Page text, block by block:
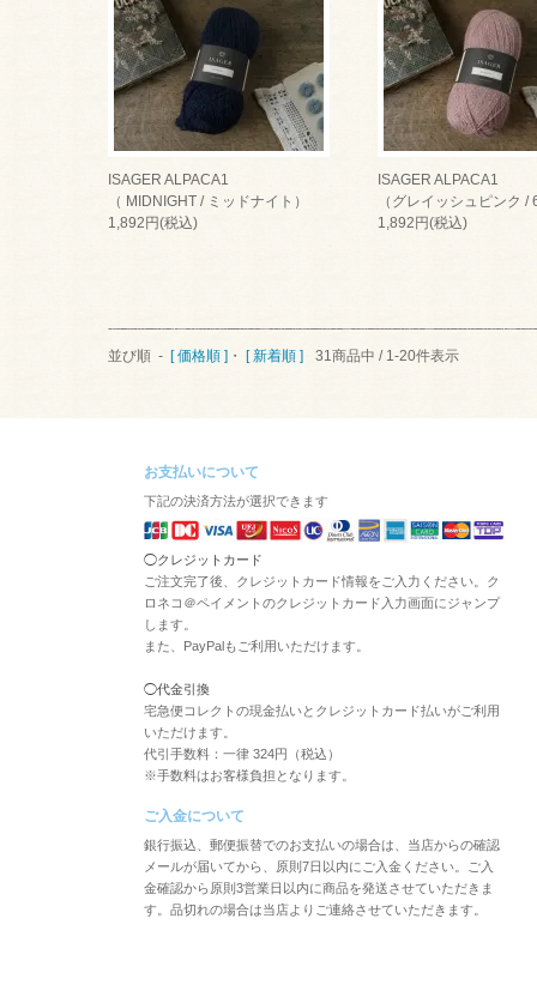
ISAGER ALPACA1
（ MIDNIGHT / ミッドナイト）
1,892円(税込)
ISAGER ALPACA1
（グレイッシュピンク /
1,892円(税込)
並び順 - [ 価格順 ] ・ [ 新着順 ] 31商品中 / 1-20件表示
お支払いについて
下記の決済方法が選択できます
◯クレジットカード
ご注文完了後、クレジットカード情報をご入力ください。ク
ロネコ＠ペイメントのクレジットカード入力画面にジャンプ
します。
また、PayPalもご利用いただけます。
◯代金引換
宅急便コレクトの現金払いとクレジットカード払いがご利用
いただけます。
代引手数料：一律 324円（税込）
※手数料はお客様負担となります。
ご入金について
銀行振込、郵便振替でのお支払いの場合は、当店からの確認
メールが届いてから、原則7日以内にご入金ください。ご入
金確認から原則3営業日以内に商品を発送させていただきま
す。品切れの場合は当店よりご連絡させていただきます。